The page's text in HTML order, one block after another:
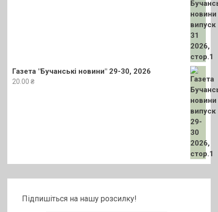
Газета "Бучанські новини" 29-30, 2026
20.00 ₴
Підпишіться на нашу розсилку!